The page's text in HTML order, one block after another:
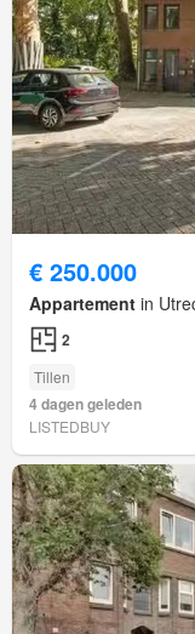
€ 250.000
Appartement in
2
Tillen
4 dagen geleden
LISTEDBUY